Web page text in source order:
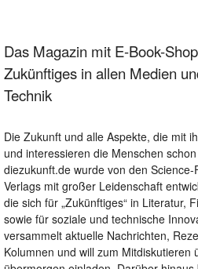
Das Magazin mit E-Book-
Zukünftiges in allen Medien
Technik
Die Zukunft und alle Aspekte, die mit
und interessieren die Menschen
diezukunft.de wurde von den
Verlags mit großer Leidenschaft
die sich für „Zukünftiges“ in Literatur,
sowie für soziale und technische
versammelt aktuelle Nachrichten,
Kolumnen und will zum Mitdiskutieren